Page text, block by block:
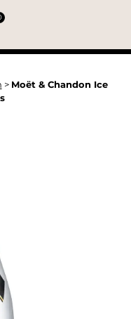
> Moët & Chandon Ice